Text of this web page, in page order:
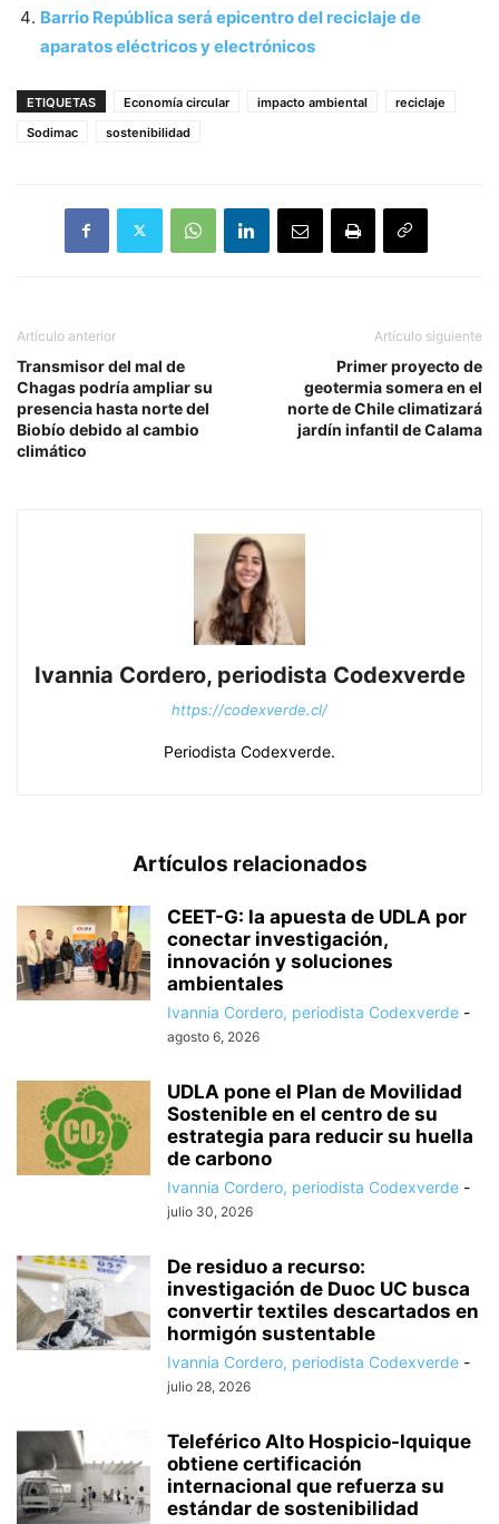
Barrio República será epicentro del reciclaje de
aparatos eléctricos y electrónicos
ETIQUETAS Economía circular impacto ambiental
reciclaje
Sodimac
sostenibilidad
Artículo anterior
Transmisor del mal de
Chagas podría ampliar su
presencia hasta norte del
Biobío debido al cambio
climático
Artículo siguiente
Primer proyecto de
geotermia somera en el
norte de Chile climatizará
jardín infantil de Calama
Ivannia Cordero, periodista Codexverde
https://codexverde.cl/
Periodista Codexverde.
Artículos relacionados
CEET-G: la apuesta de UDLA por
conectar investigación,
innovación y soluciones
ambientales
Ivannia Cordero, periodista Codexverde -
agosto 6, 2026
UDLA pone el Plan de Movilidad
Sostenible en el centro de su
estrategia para reducir su huella
de carbono
Ivannia Cordero, periodista Codexverde -
julio 30, 2026
De residuo a recurso:
investigación de Duoc UC busca
convertir textiles descartados en
hormigón sustentable
Ivannia Cordero, periodista Codexverde -
julio 28, 2026
Teleférico Alto Hospicio-Iquique
obtiene certificación
internacional que refuerza su
estándar de sostenibilidad